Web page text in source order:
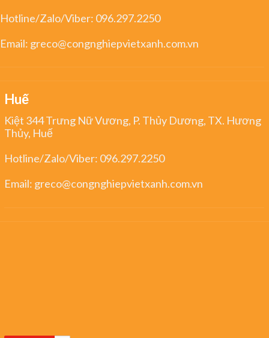
Hotline/Zalo/Viber: 096.297.2250
Email: greco@congnghiepvietxanh.com.vn
Huế
Kiệt 344 Trưng Nữ Vương, P. Thủy Dương, TX. Hương
Thủy, Huế
Hotline/Zalo/Viber: 096.297.2250
Email: greco@congnghiepvietxanh.com.vn